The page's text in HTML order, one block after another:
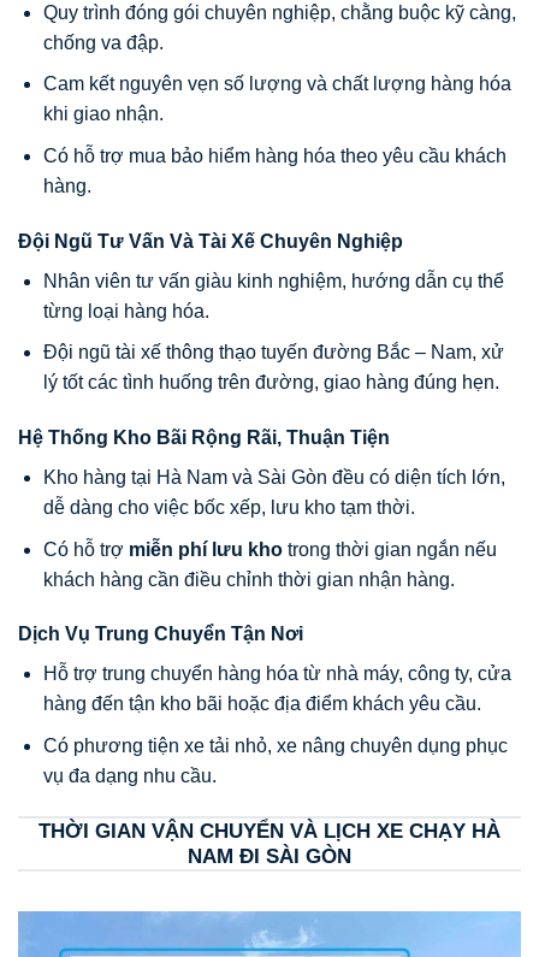
Quy trình đóng gói chuyên nghiệp, chằng buộc kỹ càng,
chống va đập.
Cam kết nguyên vẹn số lượng và chất lượng hàng hóa
khi giao nhận.
Có hỗ trợ mua bảo hiểm hàng hóa theo yêu cầu khách
hàng.
Đội Ngũ Tư Vấn Và Tài Xế Chuyên Nghiệp
Nhân viên tư vấn giàu kinh nghiệm, hướng dẫn cụ thể
từng loại hàng hóa.
Đội ngũ tài xế thông thạo tuyến đường Bắc – Nam, xử
lý tốt các tình huống trên đường, giao hàng đúng hẹn.
Hệ Thống Kho Bãi Rộng Rãi, Thuận Tiện
Kho hàng tại Hà Nam và Sài Gòn đều có diện tích lớn,
dễ dàng cho việc bốc xếp, lưu kho tạm thời.
Có hỗ trợ miễn phí lưu khotrong thời gian ngắn nếu
khách hàng cần điều chỉnh thời gian nhận hàng.
Dịch Vụ Trung Chuyển Tận Nơi
Hỗ trợ trung chuyển hàng hóa từ nhà máy, công ty, cửa
hàng đến tận kho bãi hoặc địa điểm khách yêu cầu.
Có phương tiện xe tải nhỏ, xe nâng chuyên dụng phục
vụ đa dạng nhu cầu.
THỜI GIAN VẬN CHUYỂN VÀ LỊCH XE CHẠY HÀ
NAM ĐI SÀI GÒN